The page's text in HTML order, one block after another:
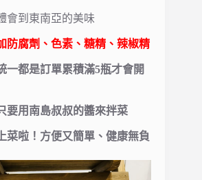
會到東南亞的美味
防腐劑、色素、糖精、辣椒精
一都是訂單累積滿5瓶才會開
要用南島叔叔的醬來拌菜
菜啦！方便又簡單、健康無負